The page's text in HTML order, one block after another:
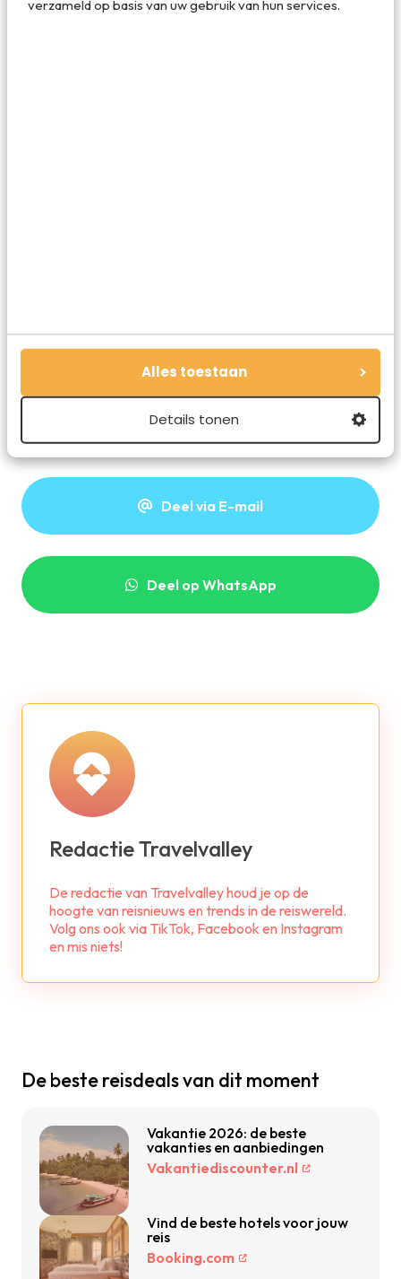
verzameld op basis van uw gebruik van hun services.
Alles toestaan
Details tonen
je wat meer leven in de brouwerij, dat je af kunt wisselen
De Pantanal in Brazilië van bovenaf: een van de mooiste
Deel dit artikel
Deel via E-mail
Deel op WhatsApp
Redactie Travelvalley
De redactie van Travelvalley houd je op de
hoogte van reisnieuws en trends in de reiswereld.
Volg ons ook via TikTok, Facebook en Instagram
en mis niets!
De beste reisdeals van dit moment
Vakantie 2026: de beste
vakanties en aanbiedingen
Vakantiediscounter.nl
Vind de beste hotels voor jouw
reis
Booking.com